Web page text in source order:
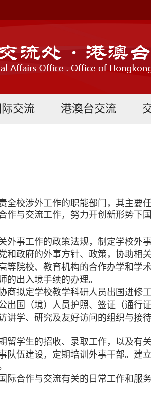
交流 港澳台交流
全校涉外工作的职能部门，其主要
作与交流工作，努力开创新形势下
外事工作的政策法规，制定学校外
和政府的外事方针、政策，协助相
等院校、教育机构的合作办学和学
的出入境手续的办理。
商拟定学校教学科研人员出国进修
出国（境）人员护照、签证（通行
讲学、研究及友好访问的组织与接
留学生的招收、录取工作，以及有
队伍建设，定期培训外事干部。建
际合作与交流有关的日常工作和服